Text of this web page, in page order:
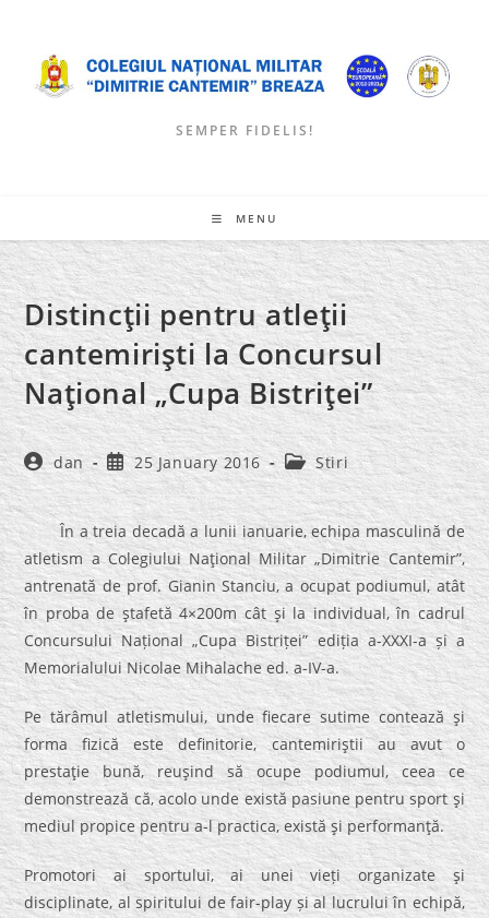
content
SEMPER FIDELIS!
MENU
Distincţii pentru atleţii
cantemirişti la Concursul
Naţional „Cupa Bistriţei”
Post
author:
dan
Post
published:
25 January 2016
Post
category:
Stiri
În a treia decadă a lunii ianuarie, echipa masculină de
atletism a Colegiului Naţional Militar „Dimitrie Cantemir”,
antrenată de prof. Gianin Stanciu, a ocupat podiumul, atât
în proba de ştafetă 4×200m cât şi la individual, în cadrul
Concursului Național „Cupa Bistriței” ediția a-XXXI-a și a
Memorialului Nicolae Mihalache ed. a-IV-a.
Pe tărâmul atletismului, unde fiecare sutime contează şi
forma fizică este definitorie, cantemiriştii au avut o
prestaţie bună, reuşind să ocupe podiumul, ceea ce
demonstrează că, acolo unde există pasiune pentru sport şi
mediul propice pentru a-l practica, există şi performanţă.
Promotori ai sportului, ai unei vieți organizate şi
disciplinate, al spiritului de fair-play și al lucrului în echipă,